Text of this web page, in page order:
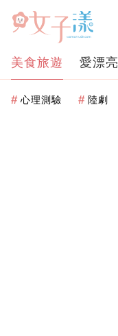
美食旅遊 愛漂亮
心理測驗 陸劇